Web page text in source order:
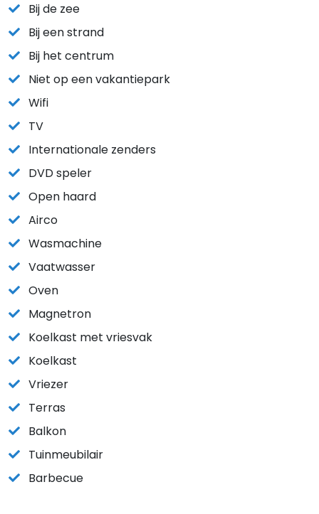
Bij de zee
Bij een strand
Bij het centrum
Niet op een vakantiepark
Wifi
TV
Internationale zenders
DVD speler
Open haard
Airco
Wasmachine
Vaatwasser
Oven
Magnetron
Koelkast met vriesvak
Koelkast
Vriezer
Terras
Balkon
Tuinmeubilair
Barbecue